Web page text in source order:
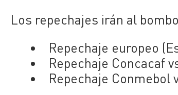
Los repechajes irán al
Repechaje europeo
Repechaje Concacaf
Repechaje Conmebol